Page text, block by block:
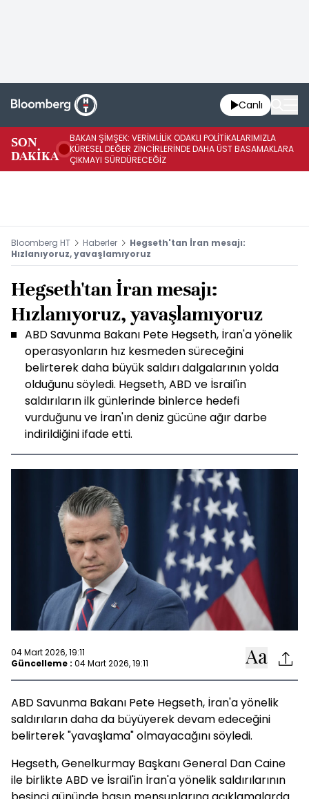
Canlı
SON
DAKİKA
BAKAN ŞİMŞEK: VERİMLİLİK ODAKLI POLİTİKALARIMIZLA
KÜRESEL DEĞER ZİNCİRLERİNDE DAHA ÜST BASAMAKLARA
ÇIKMAYI SÜRDÜRECEĞİZ
Bloomberg HT Haberler
Hegseth'tan İran mesajı:
Hızlanıyoruz, yavaşlamıyoruz
Hegseth'tan İran mesajı:
Hızlanıyoruz, yavaşlamıyoruz
ABD Savunma Bakanı Pete Hegseth, İran'a yönelik
operasyonların hız kesmeden süreceğini
belirterek daha büyük saldırı dalgalarının yolda
olduğunu söyledi. Hegseth, ABD ve İsrail'in
saldırıların ilk günlerinde binlerce hedefi
vurduğunu ve İran'ın deniz gücüne ağır darbe
indirildiğini ifade etti.
04 Mart 2026, 19:11
Güncelleme : 04 Mart 2026, 19:11
ABD Savunma Bakanı Pete Hegseth, İran'a yönelik
saldırıların daha da büyüyerek devam edeceğini
belirterek "yavaşlama" olmayacağını söyledi.
Hegseth, Genelkurmay Başkanı General Dan Caine
ile birlikte ABD ve İsrail'in İran'a yönelik saldırılarının